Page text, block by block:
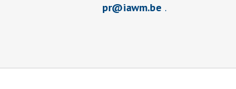
pr@iawm.be .